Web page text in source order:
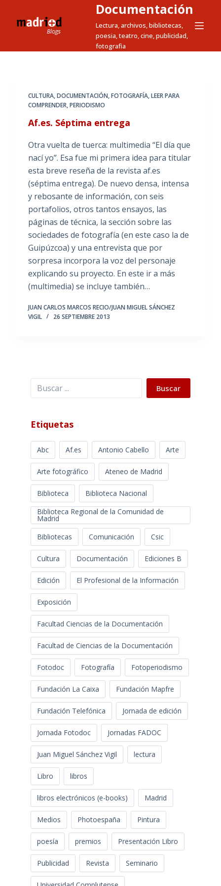
t
Documentación
Lectura, archivos, bibliotecas,
poesia, teatro, cine, publicidad,
fotografia
CULTURA,DOCUMENTACIÓN,FOTOGRAFÍA,LEER PARA
COMPRENDER,PERIODISMO
Af.es. Séptima entrega
Otra vuelta de tuerca: multimedia “El día que
nací yo”. Esa fue mi primera idea para titular
esta breve reseña de la revista af.es
(séptima entrega). De nuevo densa, intensa
y rebosante de información, con seis
portafolios, otros tantos ensayos, las
páginas de técnica, la sección sobre las
sociedades de fotografía (en este caso la de
Guipúzcoa) y una entrevista que por
sorpresa incorpora la voz del personaje
explicando su proyecto. En este ir a más
(multimedia) se incluye también…
JUAN CARLOS MARCOS RECIO/JUAN MIGUEL SÁNCHEZ
VIGIL
26 SEPTIEMBRE 2013
Buscar Buscar
Etiquetas
Abc Af.es Antonio Cabello Arte
Arte fotográfico Ateneo de Madrid
Biblioteca
Biblioteca Nacional
Biblioteca Regional de la Comunidad de
Madrid
Bibliotecas
Comunicación Csic
Cultura Documentación Ediciones B
Edición El Profesional de la Información
Exposición
Facultad Ciencias de la Documentación
Facultad de Ciencias de la Documentación
Fotodoc Fotografía Fotoperiodismo
Fundación La Caixa Fundación Mapfre
Fundación Telefónica Jornada de edición
Jornada Fotodoc Jornadas FADOC
Juan Miguel Sánchez Vigil lectura
Libro libros
libros electrónicos (e-books) Madrid
Medios Photoespaña Pintura
poesía premios Presentación Libro
Publicidad Revista Seminario